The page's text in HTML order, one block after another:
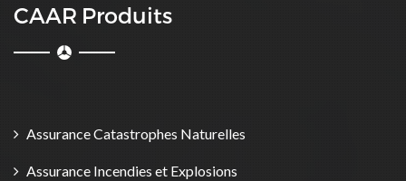
CAAR Produits
Assurance Catastrophes Naturelles
Assurance Incendies et Explosions